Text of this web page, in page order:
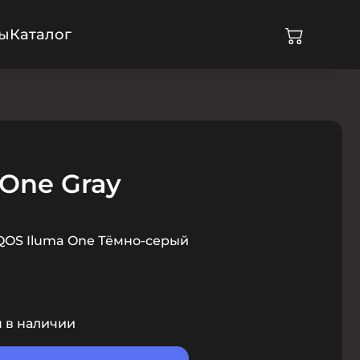
Каталог
Gray
Iluma One Тёмно-серый
в наличии